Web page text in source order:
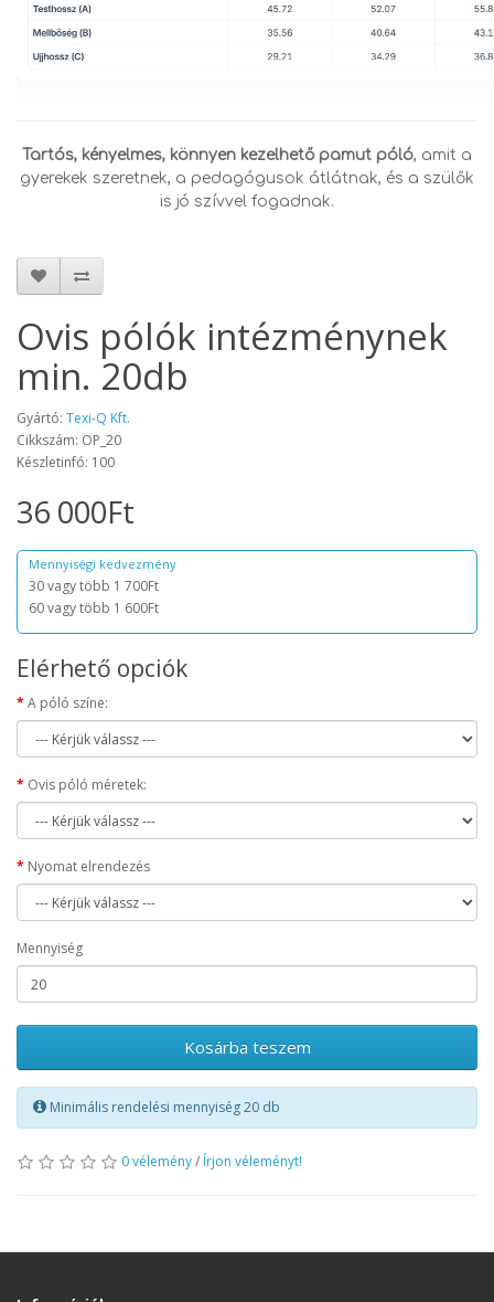
Tartós, kényelmes, könnyen kezelhető pamut póló, amit a
gyerekek szeretnek, a pedagógusok átlátnak, és a szülők
is jó szívvel fogadnak.
Ovis pólók intézménynek
min. 20db
Gyártó: Texi-Q Kft.
Cikkszám: OP_20
Készletinfó: 100
36 000Ft
Mennyiségi kedvezmény
30 vagy több 1 700Ft
60 vagy több 1 600Ft
Elérhető opciók
A póló színe:
Ovis póló méretek:
Nyomat elrendezés
Mennyiség
Kosárba teszem
Minimális rendelési mennyiség 20 db
0 vélemény/ Írjon véleményt!